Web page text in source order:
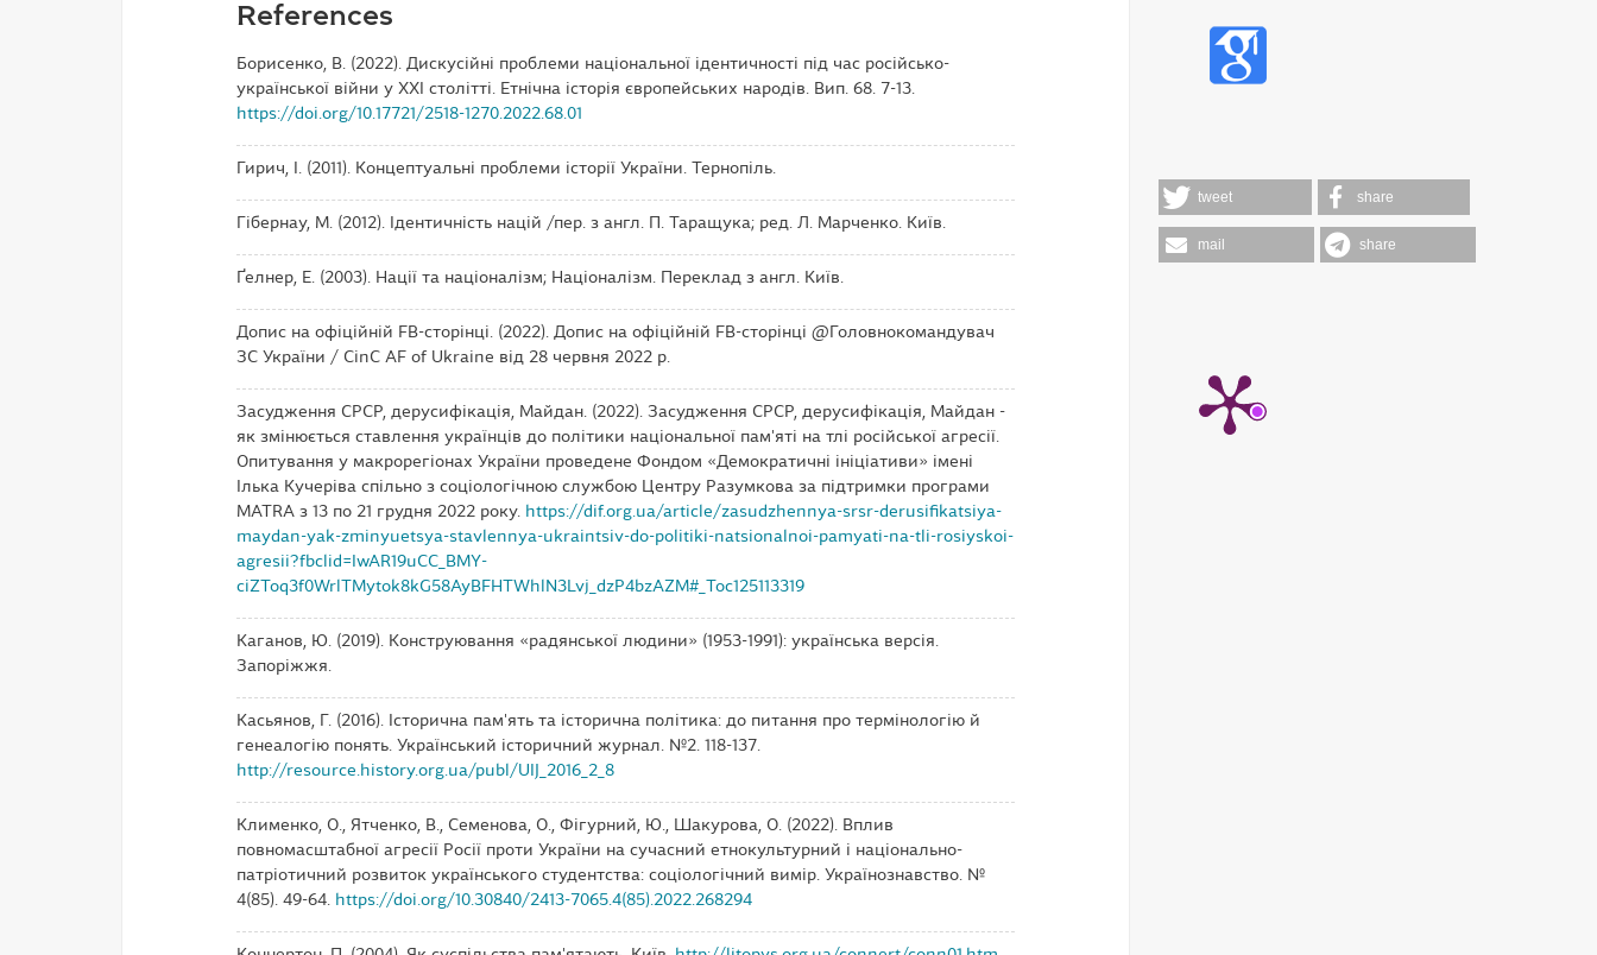
tweet share
mail share
References
Борисенко, В. (2022). Дискусійні проблеми національної ідентичності під час російсько-
української війни у ХХІ столітті. Етнічна історія європейських народів. Вип. 68. 7-13.
https://doi.org/10.17721/2518-1270.2022.68.01
Гирич, І. (2011). Концептуальні проблеми історії України. Тернопіль.
Гібернау, М. (2012). Ідентичність націй /пер. з англ. П. Таращука; ред. Л. Марченко. Київ.
Ґелнер, Е. (2003). Нації та націоналізм; Націоналізм. Переклад з англ. Київ.
Допис на офіційній FB-сторінці. (2022). Допис на офіційній FB-сторінці @Головнокомандувач
ЗС України / CinC AF of Ukraine від 28 червня 2022 р.
Засудження СРСР, дерусифікація, Майдан. (2022). Засудження СРСР, дерусифікація, Майдан -
як змінюється ставлення українців до політики національної пам'яті на тлі російської агресії.
Опитування у макрорегіонах України проведене Фондом «Демократичні ініціативи» імені
Ілька Кучеріва спільно з соціологічною службою Центру Разумкова за підтримки програми
MATRA з 13 по 21 грудня 2022 року. https://dif.org.ua/article/zasudzhennya-srsr-derusifikatsiya-
maydan-yak-zminyuetsya-stavlennya-ukraintsiv-do-politiki-natsionalnoi-pamyati-na-tli-rosiyskoi-
agresii?fbclid=IwAR19uCC_BMY-
ciZToq3f0WrlTMytok8kG58AyBFHTWhlN3Lvj_dzP4bzAZM#_Toc125113319
Каганов, Ю. (2019). Конструювання «радянської людини» (1953-1991): українська версія.
Запоріжжя.
Касьянов, Г. (2016). Історична пам'ять та історична політика: до питання про термінологію й
генеалогію понять. Український історичний журнал. №2. 118-137.
http://resource.history.org.ua/publ/UIJ_2016_2_8
Клименко, О., Ятченко, В., Семенова, О., Фігурний, Ю., Шакурова, О. (2022). Вплив
повномасштабної агресії Росії проти України на сучасний етнокультурний і національно-
патріотичний розвиток українського студентства: соціологічний вимір. Українознавство. №
4(85). 49-64.
https://doi.org/10.30840/2413-7065.4(85).2022.268294